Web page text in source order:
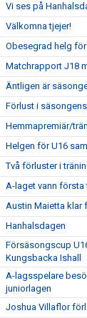
Vi ses på
Välkomna tjejer!
Obesegrad helg
Matchrapport J18
Äntligen är
Förlust i
Hemmapremiär/
Helgen för U16
Två förluster i
A-laget vann
Austin Maietta klar
Hanhalsdagen
Försäsongscup
Kungsbacka Ishall
A-lagsspelare
juniorlagen
Joshua Villaflor